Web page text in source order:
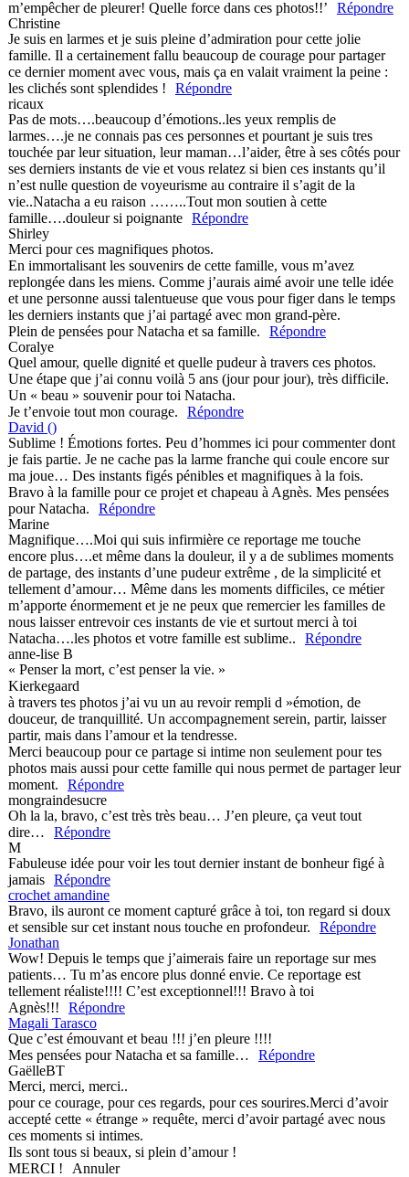
m’empêcher de pleurer! Quelle force dans ces photos!!’
Répondre
Christine
Je suis en larmes et je suis pleine d’admiration pour cette jolie
famille. Il a certainement fallu beaucoup de courage pour partager
ce dernier moment avec vous, mais ça en valait vraiment la peine :
les clichés sont splendides !
Répondre
ricaux
Pas de mots….beaucoup d’émotions..les yeux remplis de
larmes….je ne connais pas ces personnes et pourtant je suis tres
touchée par leur situation, leur maman…l’aider, être à ses côtés pour
ses derniers instants de vie et vous relatez si bien ces instants qu’il
n’est nulle question de voyeurisme au contraire il s’agit de la
vie..Natacha a eu raison ……..Tout mon soutien à cette
famille….douleur si poignante Répondre
Shirley
Merci pour ces magnifiques photos.
En immortalisant les souvenirs de cette famille, vous m’avez
replongée dans les miens. Comme j’aurais aimé avoir une telle idée
et une personne aussi talentueuse que vous pour figer dans le temps
les derniers instants que j’ai partagé avec mon grand-père.
Plein de pensées pour Natacha et sa famille.
Répondre
Coralye
Quel amour, quelle dignité et quelle pudeur à travers ces photos.
Une étape que j’ai connu voilà 5 ans (jour pour jour), très difficile.
Un « beau » souvenir pour toi Natacha.
Je t’envoie tout mon courage.
Répondre
David ()
Sublime ! Émotions fortes. Peu d’hommes ici pour commenter dont
je fais partie. Je ne cache pas la larme franche qui coule encore sur
ma joue… Des instants figés pénibles et magnifiques à la fois.
Bravo à la famille pour ce projet et chapeau à Agnès. Mes pensées
pour Natacha.
Répondre
Marine
Magnifique….Moi qui suis infirmière ce reportage me touche
encore plus….et même dans la douleur, il y a de sublimes moments
de partage, des instants d’une pudeur extrême , de la simplicité et
tellement d’amour… Même dans les moments difficiles, ce métier
m’apporte énormement et je ne peux que remercier les familles de
nous laisser entrevoir ces instants de vie et surtout merci à toi
Natacha….les photos et votre famille est sublime..
Répondre
anne-lise B
« Penser la mort, c’est penser la vie. »
Kierkegaard
à travers tes photos j’ai vu un au revoir rempli d »émotion, de
douceur, de tranquillité. Un accompagnement serein, partir, laisser
partir, mais dans l’amour et la tendresse.
Merci beaucoup pour ce partage si intime non seulement pour tes
photos mais aussi pour cette famille qui nous permet de partager leur
moment.
Répondre
mongraindesucre
Oh la la, bravo, c’est très très beau… J’en pleure, ça veut tout
dire…
Répondre
M
Fabuleuse idée pour voir les tout dernier instant de bonheur figé à
jamais Répondre
crochet amandine
Bravo, ils auront ce moment capturé grâce à toi, ton regard si doux
et sensible sur cet instant nous touche en profondeur.
Répondre
Jonathan
Wow! Depuis le temps que j’aimerais faire un reportage sur mes
patients… Tu m’as encore plus donné envie. Ce reportage est
tellement réaliste!!!! C’est exceptionnel!!! Bravo à toi
Agnès!!!
Répondre
Magali Tarasco
Que c’est émouvant et beau !!! j’en pleure !!!!
Mes pensées pour Natacha et sa famille…
Répondre
GaëlleBT
Merci, merci, merci..
pour ce courage, pour ces regards, pour ces sourires.Merci d’avoir
accepté cette « étrange » requête, merci d’avoir partagé avec nous
ces moments si intimes.
Ils sont tous si beaux, si plein d’amour !
MERCI !
Annuler